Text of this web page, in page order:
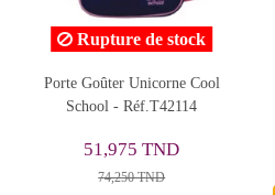
Rupture de stock
Porte Goûter Unicorne Cool
School - Réf.T42114
51,975 TND
74,250 TND